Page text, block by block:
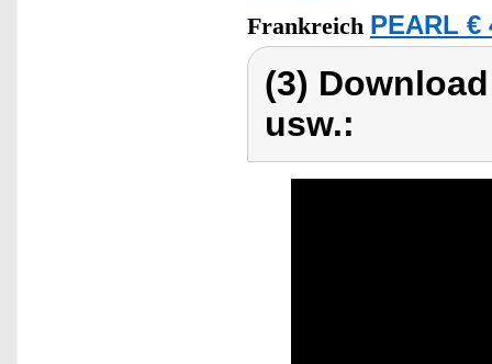
Frankreich PEARL €
(3)
usw.: